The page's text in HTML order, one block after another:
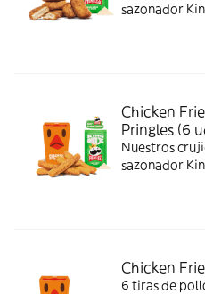
sazonador
Chicken
Pringles (6
Nuestros
sazonador
Chicken
6 tiras de